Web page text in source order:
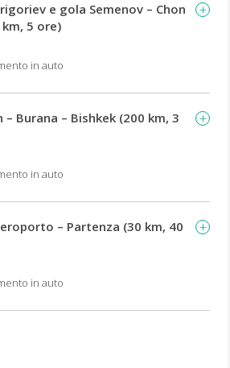
e gola Semenov – Chon
5 ore)
in auto
– Burana – Bishkek (200 km, 3
in auto
– Partenza (30 km, 40
in auto